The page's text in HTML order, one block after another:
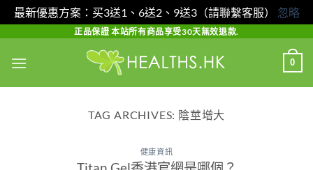
最新優惠方案：买3送1、6送2、9送3（請聯繫客服） 忽略
content
正品保證 本站所有商品享受30天無效退款.
0
TAG ARCHIVES: 陰莖增大
健康資訊